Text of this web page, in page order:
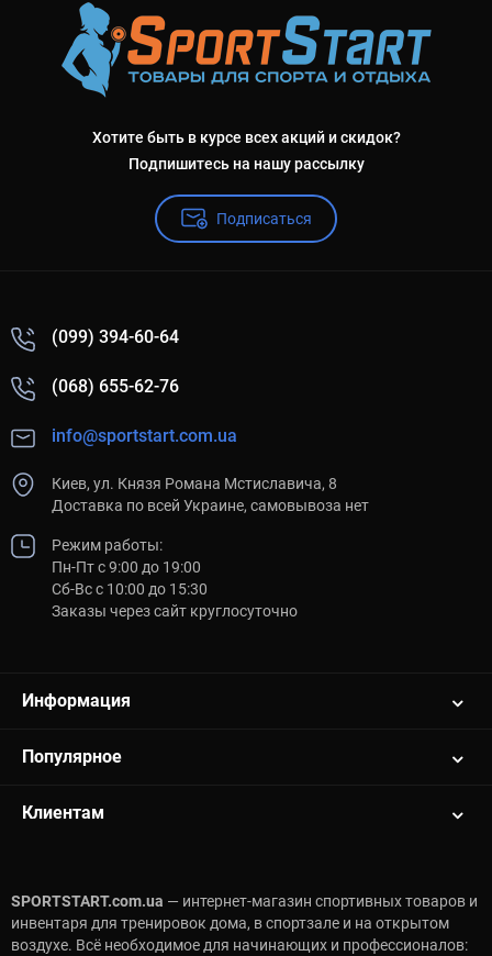
Хотите быть в курсе всех акций и скидок?
Подпишитесь на нашу рассылку
Подписаться
(099) 394-60-64
(068) 655-62-76
info@sportstart.com.ua
Киев, ул. Князя Романа Мстиславича, 8
Доставка по всей Украине, самовывоза нет
Режим работы:
Пн-Пт с 9:00 до 19:00
Сб-Вс с 10:00 до 15:30
Заказы через сайт круглосуточно
Информация
Популярное
Клиентам
SPORTSTART.com.ua — интернет-магазин спортивных товаров и
инвентаря для тренировок дома, в спортзале и на открытом
воздухе. Всё необходимое для начинающих и профессионалов: